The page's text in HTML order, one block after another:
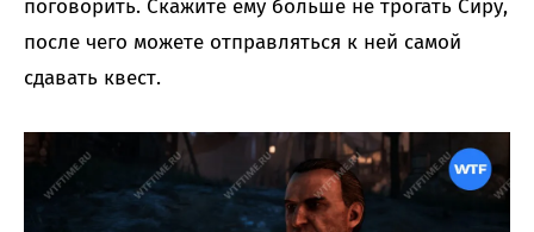
поговорить. Скажите ему больше не трогать Сиру,
после чего можете отправляться к ней самой
сдавать квест.